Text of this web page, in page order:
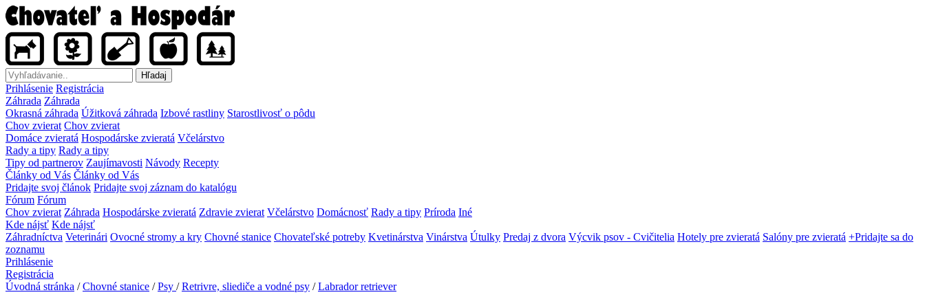
Hľadaj
Prihlásenie Registrácia
Záhrada Záhrada
Okrasná záhrada Úžitková záhrada Izbové rastliny Starostlivosť o pôdu
Chov zvierat Chov zvierat
Domáce zvieratá Hospodárske zvieratá Včelárstvo
Rady a tipy Rady a tipy
Tipy od partnerov Zaujímavosti Návody Recepty
Články od Vás Články od Vás
Pridajte svoj článok Pridajte svoj záznam do katalógu
Fórum Fórum
Chov zvierat Záhrada Hospodárske zvieratá Zdravie zvierat Včelárstvo Domácnosť Rady a tipy Príroda Iné
Kde nájsť Kde nájsť
Záhradníctva Veterinári Ovocné stromy a kry Chovné stanice Chovateľské potreby Kvetinárstva Vinárstva Útulky Predaj z dvora Výcvik psov - Cvičitelia Hotely pre zvieratá Salóny pre zvieratá +Pridajte sa do
zoznamu
Prihlásenie
Registrácia
Úvodná stránka / Chovné stanice / Psy / Retrivre, sliediče a vodné psy / Labrador retriever